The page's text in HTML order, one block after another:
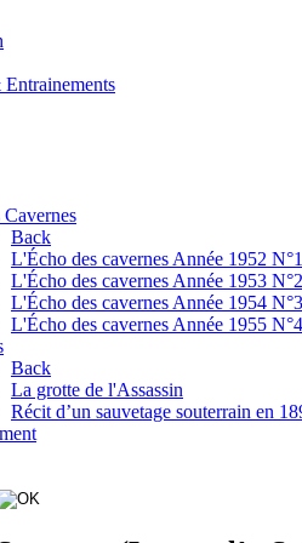
Back
L'Écho des cavernes Année 1952 N°1
L'Écho des cavernes Année 1953 N°2
L'Écho des cavernes Année 1954 N°3
L'Écho des cavernes Année 1955 N°4
Back
La grotte de l'Assassin
Récit d’un sauvetage souterrain en